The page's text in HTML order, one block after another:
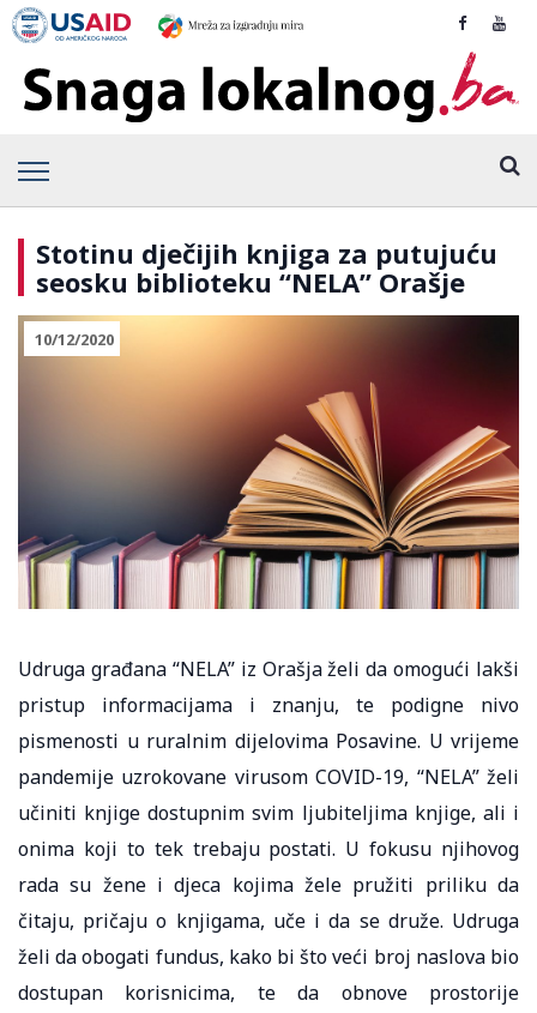
Stotinu dječijih knjiga za putujuću
seosku biblioteku “NELA” Orašje
10/12/2020
Udruga građana “NELA” iz Orašja želi da omogući lakši
pristup informacijama i znanju, te podigne nivo
pismenosti u ruralnim dijelovima Posavine. U vrijeme
pandemije uzrokovane virusom COVID-19, “NELA” želi
učiniti knjige dostupnim svim ljubiteljima knjige, ali i
onima koji to tek trebaju postati. U fokusu njihovog
rada su žene i djeca kojima žele pružiti priliku da
čitaju, pričaju o knjigama, uče i da se druže. Udruga
želi da obogati fundus, kako bi što veći broj naslova bio
dostupan korisnicima, te da obnove prostorije